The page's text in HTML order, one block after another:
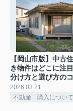
【岡山市版】中古
き物件はどこに注
分け方と選び方の
2026.03.21
不動産 購入について